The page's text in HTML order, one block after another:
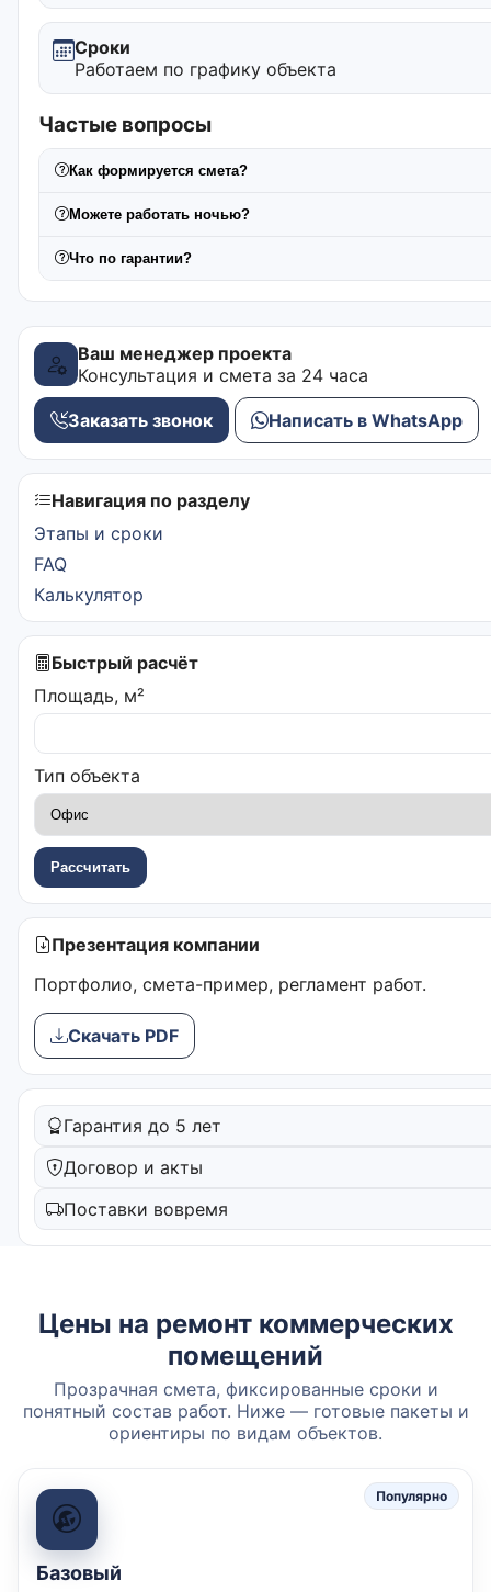
Сроки
Работаем по графику объекта
Частые вопросы
Как формируется смета?
Можете работать ночью?
Что по гарантии?
Ваш менеджер проекта
Консультация и смета за 24 часа
Заказать звонок Написать в WhatsApp
Навигация по разделу
Этапы и сроки
FAQ
Калькулятор
Быстрый расчёт
Площадь, м²
Тип объекта
Рассчитать
Презентация компании
Портфолио, смета-пример, регламент работ.
Скачать PDF
Гарантия до 5 лет
Договор и акты
Поставки вовремя
Цены на ремонт коммерческих
помещений
Прозрачная смета, фиксированные сроки и
понятный состав работ. Ниже — готовые пакеты и
ориентиры по видам объектов.
Популярно
Базовый